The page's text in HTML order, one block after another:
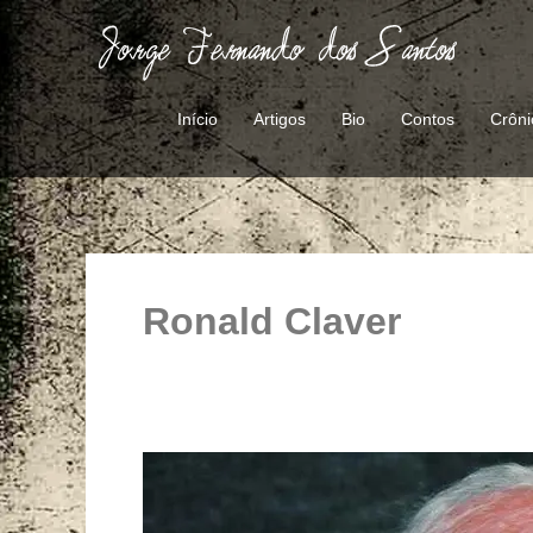
Ir
para
conteúdo
Início Artigos Bio Contos
Ronald Claver